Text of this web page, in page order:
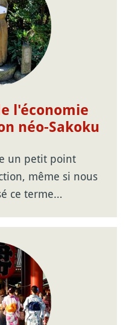
l'économie
néo-Sakoku
un petit point
même si nous
ce terme…